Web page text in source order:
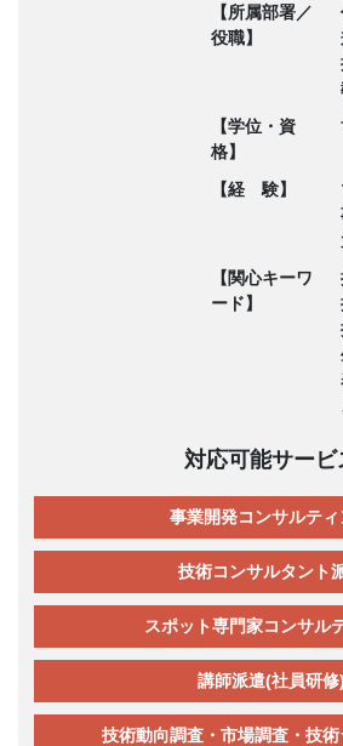
【所属部署／
役職】
【学位・資
格】
【経 験】
【関心キーワ
ード】
対応可能サービ
事業開発コンサルティ
技術コンサルタント
スポット専門家コンサル
講師派遣(社員研修)
技術動向調査・市場調査・技